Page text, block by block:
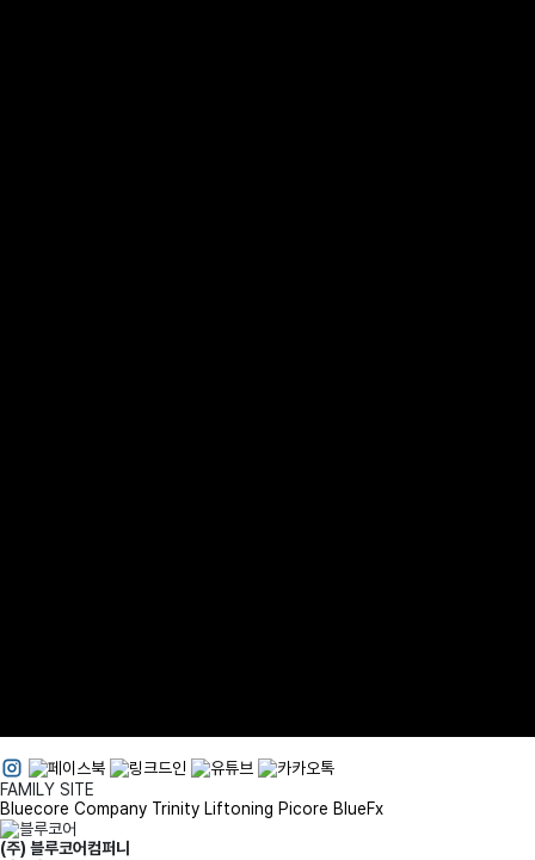
FAMILY SITE
Bluecore Company Trinity Liftoning Picore BlueFx
(주) 블루코어컴퍼니